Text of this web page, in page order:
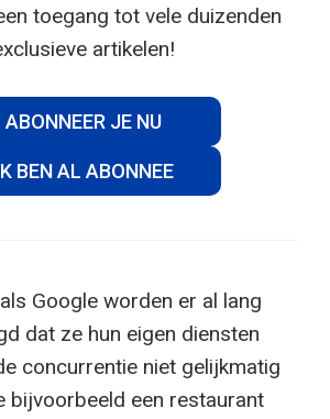
toegang tot vele duizenden
artikelen!
ABONNEER JE NU
BEN AL ABONNEE
Google worden er al lang
dat ze hun eigen diensten
concurrentie niet gelijkmatig
bijvoorbeeld een restaurant